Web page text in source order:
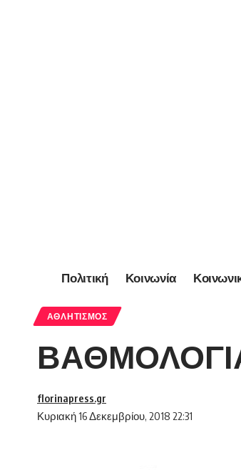
Πολιτική Κοινωνία
ΑΘΛΗΤΙΣΜΌΣ
Κυριακή 16 Δεκεμβρίου, 2018 22:31
florinapress.gr